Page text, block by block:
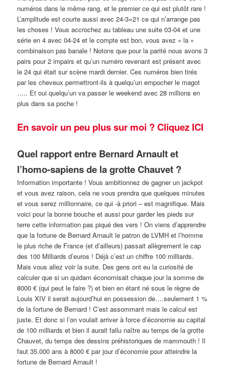
numéros dans le même rang, et le premier ce qui est plutôt rare !
L’amplitude est courte aussi avec 24-3=21 ce qui n’arrange pas
les choses ! Vous accrochez au tableau une suite 03-04 et une
série en 4 avec 04-24 et le compte est bon, vous avez « la »
combinaison pas banale ! Notons que pour la parité nous avons 3
pairs pour 2 impairs et qu’un numéro revenant est présent avec
le 24 qui était sur scène mardi dernier. Ces numéros bien tirés
par les cheveux permettront-ils à quelqu’un empocher le magot
….. Et oui quelqu’un va passer le weekend avec 28 millions en
plus dans sa poche !
En savoir un peu plus sur moi ? Cliquez ICI
Quel rapport entre Bernard Arnault et
l’homo-sapiens de la grotte Chauvet ?
Information importante ! Vous ambitionnez de gagner un jackpot
et vous avez raison, cela ne vous prendra que quelques minutes
et vous serez millionnaire, ce qui -à priori – est magnifique. Mais
voici pour la bonne bouche et aussi pour garder les pieds sur
terre cette information pas piqué des vers ! On viens d’apprendre
que la fortune de Bernard Arnault le patron de LVMH et l’homme
le plus riche de France (et d’ailleurs) passait allègrement le cap
des 100 Milliards d’euros ! Déjà c’est un chiffre 100 milliards.
Mais vous allez voir la suite. Des gens ont eu la curiosité de
calculer que si un quidam économisait chaque jour la somme de
8000 € (qui peut le faire ?) et bien en étant né sous le règne de
Louis XIV il serait aujourd’hui en possession de….seulement 1 %
de la fortune de Bernard ! C’est assommant mais le calcul est
juste. Et donc si l’on voulait arriver à force d’économie au capital
de 100 milliards et bien il aurait fallu naître au temps de la grotte
Chauvet, du temps des dessins préhistoriques de mammouth ! Il
faut 35.000 ans à 8000 € par jour d’économie pour atteindre la
fortune de Bernard Arnault !